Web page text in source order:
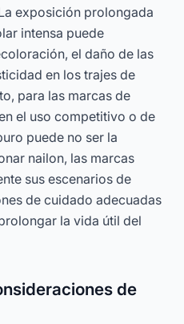
exposición prolongada
intensa puede
el daño de las
en los trajes de
para las marcas de
el uso competitivo o de
puede no ser la
nailon, las marcas
sus escenarios de
de cuidado adecuadas
la vida útil del
de